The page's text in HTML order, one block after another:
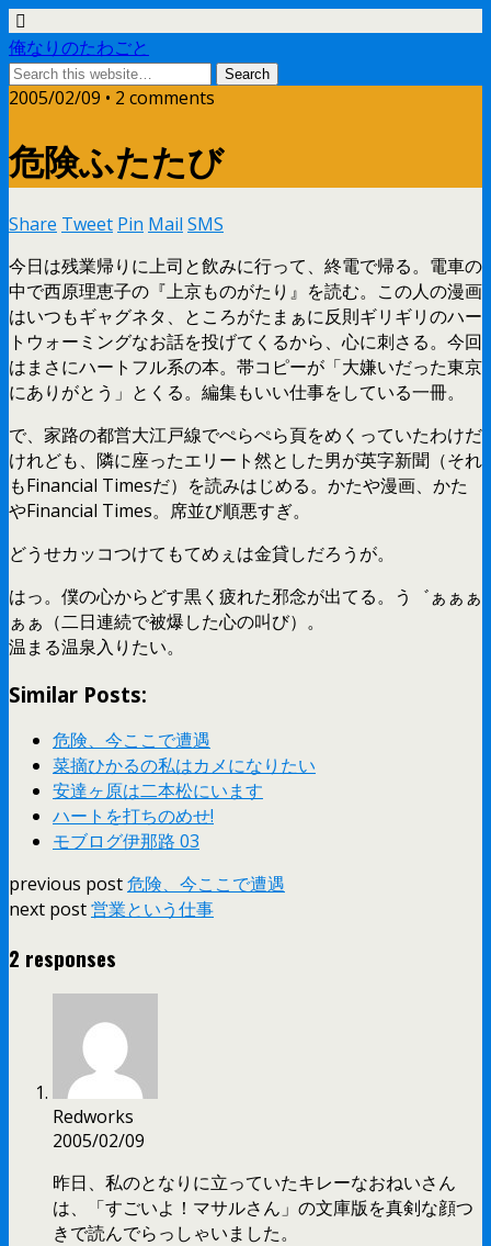
俺なりのたわごと
2005/02/09 • 2 comments
危険ふたたび
Share Tweet Pin Mail SMS
今日は残業帰りに上司と飲みに行って、終電で帰る。電車の
中で西原理恵子の『上京ものがたり』を読む。この人の漫画
はいつもギャグネタ、ところがたまぁに反則ギリギリのハー
トウォーミングなお話を投げてくるから、心に刺さる。今回
はまさにハートフル系の本。帯コピーが「大嫌いだった東京
にありがとう」とくる。編集もいい仕事をしている一冊。
で、家路の都営大江戸線でぺらぺら頁をめくっていたわけだ
けれども、隣に座ったエリート然とした男が英字新聞（それ
もFinancial Timesだ）を読みはじめる。かたや漫画、かた
やFinancial Times。席並び順悪すぎ。
どうせカッコつけてもてめぇは金貸しだろうが。
はっ。僕の心からどす黒く疲れた邪念が出てる。う゛ぁぁぁ
ぁぁ（二日連続で被爆した心の叫び）。
温まる温泉入りたい。
Similar Posts:
危険、今ここで遭遇
菜摘ひかるの私はカメになりたい
安達ヶ原は二本松にいます
ハートを打ちのめせ!
モブログ伊那路 03
previous post危険、今ここで遭遇
next post営業という仕事
2 responses
Redworks
2005/02/09
昨日、私のとなりに立っていたキレーなおねいさん
は、「すごいよ！マサルさん」の文庫版を真剣な顔つ
きで読んでらっしゃいました。